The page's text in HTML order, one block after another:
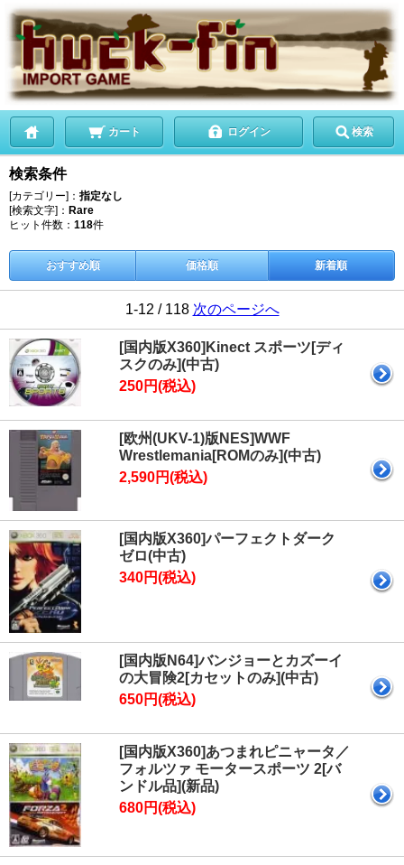
カート ログイン 検索
検索条件
[カテゴリー]： 指定なし
[検索文字]： Rare
ヒット件数： 118件
おすすめ順 価格順 新着順
1-12 / 118 次のページへ
[国内版X360]Kinect スポーツ[ディ
スクのみ](中古)
250円(税込)
[欧州(UKV-1)版NES]WWF
Wrestlemania[ROMのみ](中古)
2,590円(税込)
[国内版X360]パーフェクトダーク
ゼロ(中古)
340円(税込)
[国内版N64]バンジョーとカズーイ
の大冒険2[カセットのみ](中古)
650円(税込)
[国内版X360]あつまれピニャータ／
フォルツァ モータースポーツ 2[バ
ンドル品](新品)
680円(税込)